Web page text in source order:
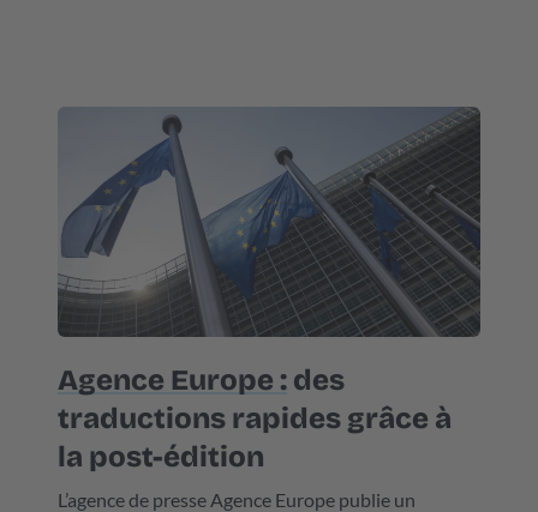
Agence Europe : des
traductions rapides grâce à
la post-édition
L’agence de presse Agence Europe publie un